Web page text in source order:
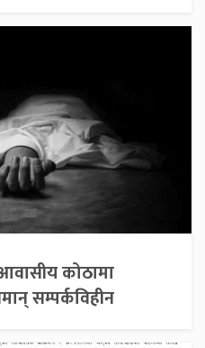
कोठामा
सम्पर्कविहीन